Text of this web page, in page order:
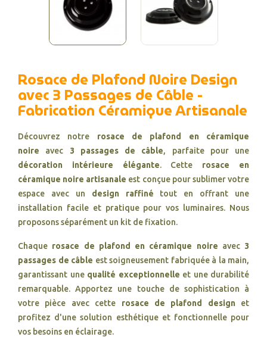
Rosace de Plafond Noire Design
avec 3 Passages de Câble -
Fabrication Céramique Artisanale
Découvrez notre rosace de plafond en céramique
noire avec 3 passages de câble, parfaite pour une
décoration intérieure élégante. Cette rosace en
céramique noire artisanale est conçue pour sublimer votre
espace avec un design raffiné tout en offrant une
installation facile et pratique pour vos luminaires. Nous
proposons séparément un kit de fixation.
Chaque rosace de plafond en céramique noire avec 3
passages de câble est soigneusement fabriquée à la main,
garantissant une qualité exceptionnelle et une durabilité
remarquable. Apportez une touche de sophistication à
votre pièce avec cette rosace de plafond designet
profitez d'une solution esthétique et fonctionnelle pour
vos besoins en éclairage.